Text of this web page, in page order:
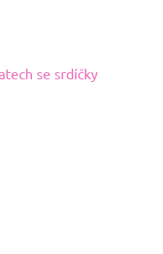
se srdíčky